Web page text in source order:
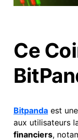
Ce
Bitpanda est une
aux utilisateurs
financiers,